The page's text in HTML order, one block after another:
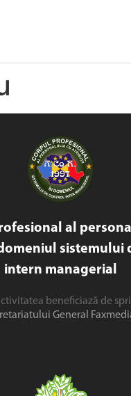
al
sistemului
intern managerial
beneficiază de
General